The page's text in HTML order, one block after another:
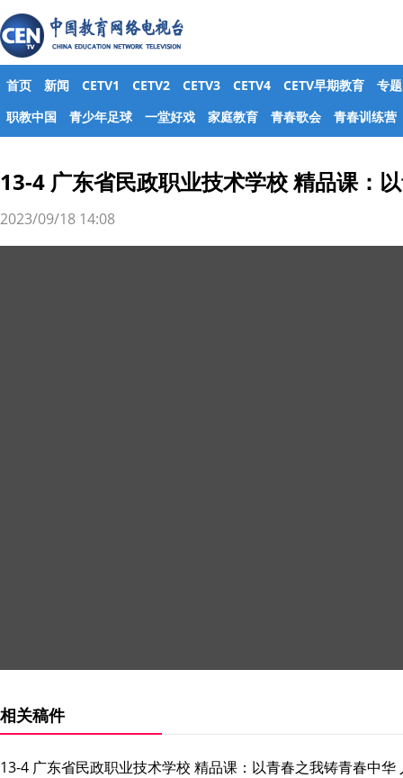
首页 新闻 CETV1 CETV2 CETV3 CETV4 CETV早期教育
专题
职教中国
青少年足球 一堂好戏 家庭教育 青春歌会 青春训练营
13-4 广东省民政职业技术学校 精品课：
2023/09/18 14:08
相关稿件
13-4 广东省民政职业技术学校 精品课：以青春之我铸青春中